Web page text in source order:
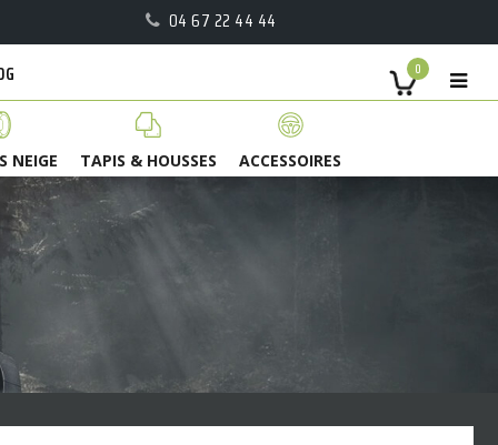
04 67 22 44 44
0
NEIGE TAPIS & HOUSSES ACCESSOIRES